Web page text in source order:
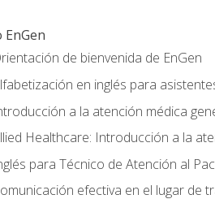
EnGen
de bienvenida de EnGen
en inglés para
a la atención médica
Healthcare: Introducción a la
para Técnico de Atención al
efectiva en el lugar de